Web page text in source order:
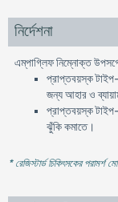
নির্দেশনা
এম্‌পাগ্লিফ নিম্নোক্ত
প্রাপ্তবয়স্ক টাইপ-
জন্য আহার ও
প্রাপ্তবয়স্ক টাইপ-
ঝুঁকি কমাতে।
* রেজিস্টার্ড চিকিৎসকের